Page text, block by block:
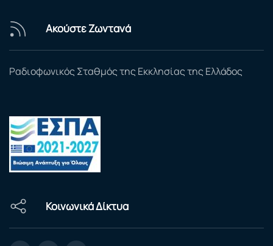
Ακούστε Ζωντανά
Ραδιοφωνικός Σταθμός της Εκκλησίας της Ελλάδος
Κοινωνικά Δίκτυα